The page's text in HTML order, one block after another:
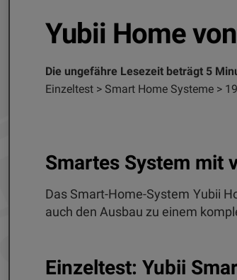
Yubii Home
Die ungefähre Lesezeit beträgt 5
Einzeltest > Smart Home Systeme >
Smartes System mit
Das Smart-Home-System Yubii
auch den Ausbau zu einem
Einzeltest: Yubii